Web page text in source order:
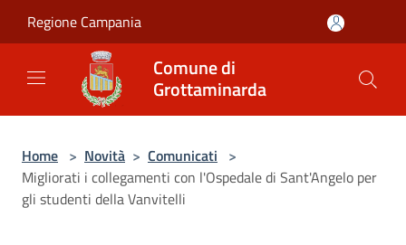
Regione Campania
Comune di
Grottaminarda
Home > Novità > Comunicati >
Migliorati i collegamenti con l'Ospedale di Sant'Angelo per
gli studenti della Vanvitelli